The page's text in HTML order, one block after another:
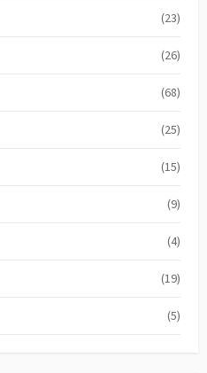
(23)
(26)
(68)
(25)
(15)
(9)
(4)
(19)
(5)